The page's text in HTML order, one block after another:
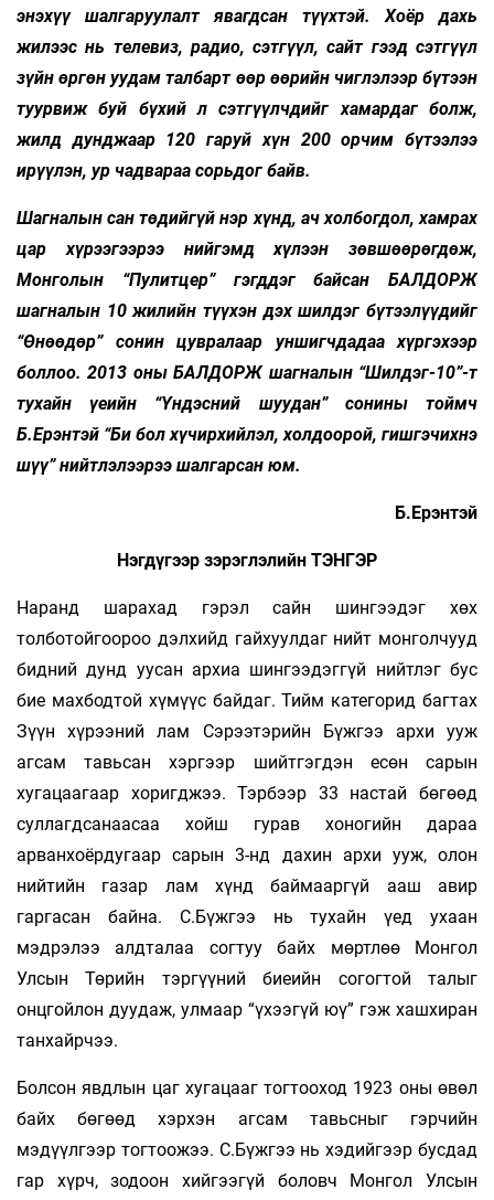
энэхүү шалгаруулалт явагдсан түүхтэй. Хоёр дахь
жилээс нь телевиз, радио, сэтгүүл, сайт гээд сэтгүүл
зүйн өргөн уудам талбарт өөр өөрийн чиглэлээр бүтээн
туурвиж буй бүхий л сэтгүүлчдийг хамардаг болж,
жилд дунджаар 120 гаруй хүн 200 орчим бүтээлээ
ирүүлэн, ур чадвараа сорьдог байв.
Шагналын сан төдийгүй нэр хүнд, ач холбогдол, хамрах
цар хүрээгээрээ нийгэмд хүлээн зөвшөөрөгдөж,
Монголын “Пулитцер” гэгддэг байсан БАЛДОРЖ
шагналын 10 жилийн түүхэн дэх шилдэг бүтээлүүдийг
“Өнөөдөр” сонин цувралаар уншигчдадаа хүргэхээр
боллоо. 2013 оны БАЛДОРЖ шагналын “Шилдэг-10”-т
тухайн үеийн “Үндэсний шуудан” сонины тоймч
Б.Ерэнтэй “Би бол хүчирхийлэл, холдоорой, гишгэчихнэ
шүү” нийтлэлээрээ шалгарсан юм.
Б.Ерэнтэй
Нэгдүгээр зэрэглэлийн ТЭНГЭР
Наранд шарахад гэрэл сайн шингээдэг хөх
толботойгоороо дэлхийд гайхуулдаг нийт монголчууд
бидний дунд уусан архиа шингээдэггүй нийтлэг бус
бие махбодтой хүмүүс байдаг. Тийм категорид багтах
Зүүн хүрээний лам Сэрээтэрийн Бүжгээ архи ууж
агсам тавьсан хэргээр шийтгэгдэн есөн сарын
хугацаагаар хоригджээ. Тэрбээр 33 настай бөгөөд
суллагдсанаасаа хойш гурав хоногийн дараа
арванхоёрдугаар сарын 3-нд дахин архи ууж, олон
нийтийн газар лам хүнд баймааргүй ааш авир
гаргасан байна. С.Бүжгээ нь тухайн үед ухаан
мэдрэлээ алдталаа согтуу байх мөртлөө Монгол
Улсын Төрийн тэргүүний биеийн согогтой талыг
онцгойлон дуудаж, улмаар “үхээгүй юү” гэж хаш­хиран
танхайрчээ.
Болсон явдлын цаг хугацааг тогтооход 1923 оны өвөл
байх бөгөөд хэрхэн агсам тавьсныг гэрчийн
мэдүүлгээр тогтоожээ. С.Бүжгээ нь хэдийгээр бусдад
гар хүрч, зодоон хийгээгүй боловч Монгол Улсын